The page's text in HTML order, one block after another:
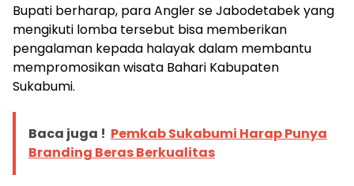
Bupati berharap, para Angler se Jabodetabek yang
mengikuti lomba tersebut bisa memberikan
pengalaman kepada halayak dalam membantu
mempromosikan wisata Bahari Kabupaten
Sukabumi.
Baca juga ! Pemkab Sukabumi Harap Punya
Branding Beras Berkualitas